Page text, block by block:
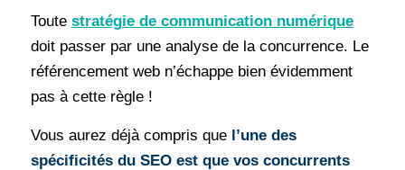
Toute stratégie de communication numérique
doit passer par une analyse de la concurrence. Le
référencement web n’échappe bien évidemment
pas à cette règle !
Vous aurez déjà compris que l’une des
spécificités du SEO est que vos concurrents